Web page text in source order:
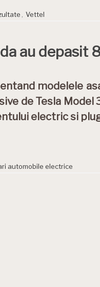
Vettel
au depasit
modelele
de Tesla Model
electric si
automobile electrice